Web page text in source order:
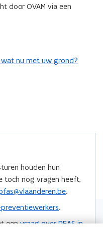
door OVAM via een
nu met uw grond?
houden hun
toch nog vragen heeft,
.
preventiewerkers.
eenvraag over PFAS in